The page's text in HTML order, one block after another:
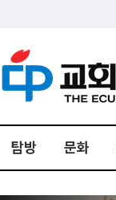
탐방 문화